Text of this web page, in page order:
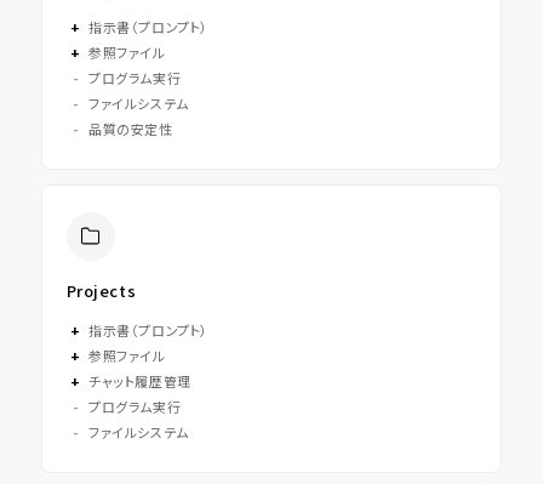
+ 指示書（プロンプト）
+ 参照ファイル
- プログラム実行
- ファイルシステム
- 品質の安定性
Projects
+ 指示書（プロンプト）
+ 参照ファイル
+ チャット履歴管理
- プログラム実行
- ファイルシステム